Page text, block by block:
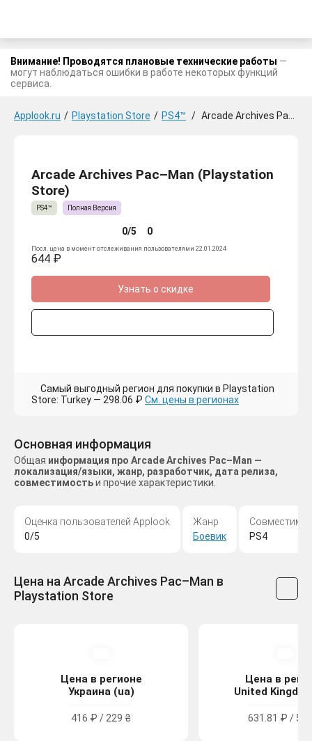
Внимание! Проводятся плановые технические работы —
могут наблюдаться ошибки в работе некоторых функций
сервиса.
Applook.ru / Playstation Store / PS4™ / Arcade Archives Pac-Man
Arcade Archives Pac–Man (Playstation
Store)
PS4™ Полная Версия
0/5 0
Посл. цена в момент отслеживания пользователями 22.01.2024
644 ₽
Узнать о скидке
Самый выгодный регион для покупки в Playstation
Store: Turkey — 298.06 ₽ См. цены в регионах
Основная информация
Общая информация про Arcade Archives Pac–Man —
локализация/языки, жанр, разработчик, дата релиза,
совместимостьи прочие характеристики.
Оценка пользователей Applook
0/5
Жанр
Боевик
PS4
Цена на Arcade Archives Pac–Man в
Playstation Store
Цена в регионе
Украина (ua)
416 ₽ / 229 ₴
Цена в
United
631.81 ₽ /